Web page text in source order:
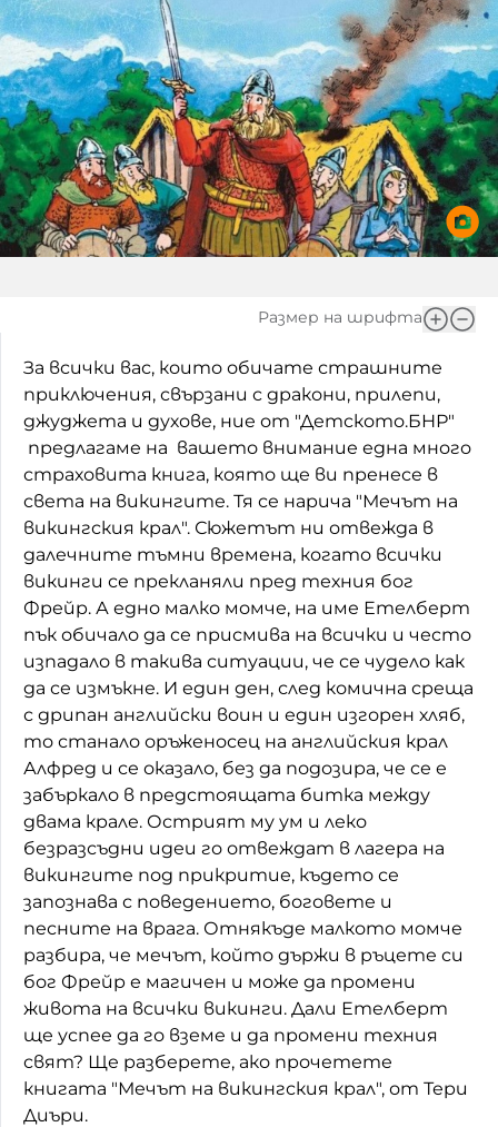
Фантазирай
Приказки
История на изкуството
Музикална кутийка
От соул до рокендрол
Междучасие
Златната ябълка
Непознатите думи
Като Айнщайн
Домашен любимец
Питаме Ви
До ре ми
Игри
Кои сме ние?
За вас, родители
БНР
БНР Новини
Архивен фонд на БНР
Размер на шрифта
За всички вас, които обичате страшните
приключения, свързани с дракони, прилепи,
джуджета и духове, ние от "Детското.БНР"
предлагаме на вашето внимание една много
страховита книга, която ще ви пренесе в
света на викингите. Тя се нарича "Мечът на
викингския крал". Сюжетът ни отвежда в
далечните тъмни времена, когато всички
викинги се прекланяли пред техния бог
Фрейр. А едно малко момче, на име Етелберт
пък обичало да се присмива на всички и често
изпадало в такива ситуации, че се чудело как
да се измъкне. И един ден, след комична среща
с дрипан английски воин и един изгорен хляб,
то станало оръженосец на английския крал
Алфред и се оказало, без да подозира, че се е
забъркало в предстоящата битка между
двама крале. Острият му ум и леко
безразсъдни идеи го отвеждат в лагера на
викингите под прикритие, където се
запознава с поведението, боговете и
песните на врага. Отнякъде малкото момче
разбира, че мечът, който държи в ръцете си
бог Фрейр е магичен и може да промени
живота на всички викинги. Дали Етелберт
ще успее да го вземе и да промени техния
свят? Ще разберете, ако прочетете
книгата "Мечът на викингския крал", от Тери
Диъри.